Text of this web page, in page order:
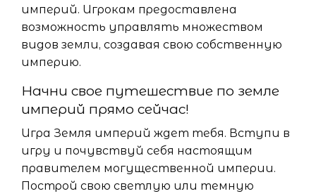
империй. Игрокам предоставлена
возможность управлять множеством
видов земли, создавая свою собственную
империю.
Начни свое путешествие по земле
империй прямо сейчас!
Игра Земля империй ждет тебя. Вступи в
игру и почувствуй себя настоящим
правителем могущественной империи.
Построй свою светлую или темную